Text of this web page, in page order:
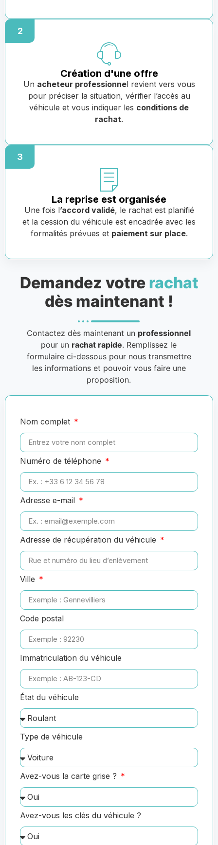
2
Création d'une offre
Un acheteur professionnel revient vers vous
pour préciser la situation, vérifier l’accès au
véhicule et vous indiquer les conditions de
rachat.
3
La reprise est organisée
Une fois l’accord validé, le rachat est planifié
et la cession du véhicule est encadrée avec les
formalités prévues et paiement sur place.
Demandez votre rachat
dès maintenant !
Contactez dès maintenant un professionnel
pour un rachat rapide. Remplissez le
formulaire ci-dessous pour nous transmettre
les informations et pouvoir vous faire une
proposition.
Nom complet
Numéro de téléphone
Adresse e-mail
Adresse de récupération du véhicule
Ville
Code postal
Immatriculation du véhicule
État du véhicule
Type de véhicule
Avez-vous la carte grise ?
Avez-vous les clés du véhicule ?